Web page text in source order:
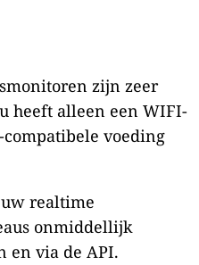
zijn zeer
heeft alleen een WIFI-
compatibele voeding
realtime
onmiddellijk
en via de API.